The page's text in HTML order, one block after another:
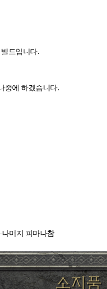
드입니다.
중에 하겠습니다.
머지 피마나참